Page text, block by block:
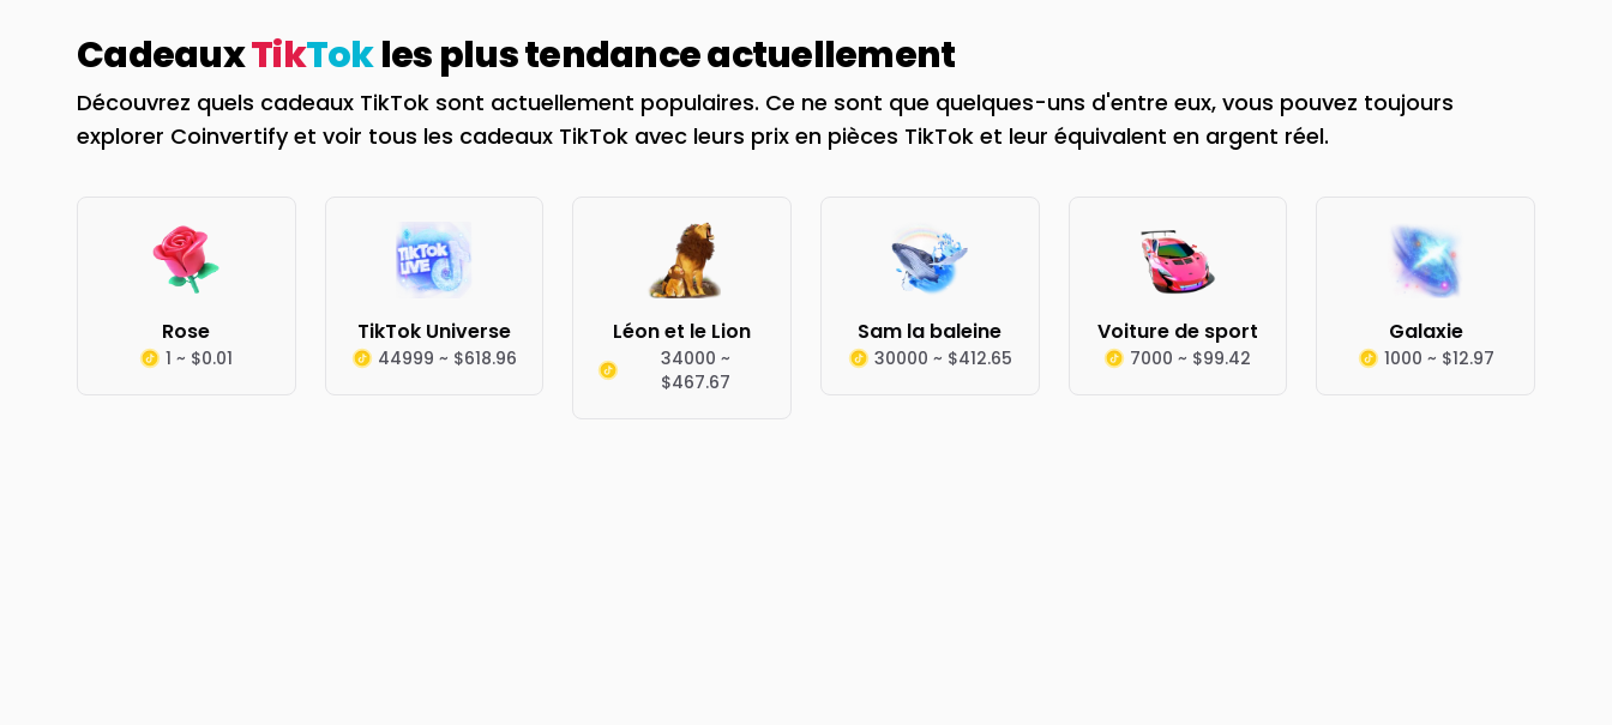
CadeauxTikTokles plus tendance actuellement
Découvrez quels cadeaux TikTok sont actuellement populaires. Ce ne sont que quelques-uns d'entre eux, vous pouvez toujours
explorer Coinvertify et voir tous les cadeaux TikTok avec leurs prix en pièces TikTok et leur équivalent en argent réel.
Rose
1 ~ $0.01
TikTok Universe
44999 ~ $618.96
Léon et le Lion
34000 ~
$467.67
Sam la baleine
30000 ~ $412.65
Voiture de sport
7000 ~ $99.42
Galaxie
1000 ~ $12.97